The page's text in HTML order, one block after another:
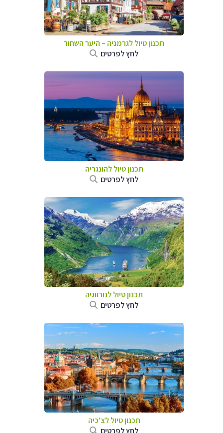
תכנון טיול לגרמניה – היער השחור
לחץ לפרטים
תכנון טיול להונגריה
לחץ לפרטים
תכנון טיול לנורווגיה
לחץ לפרטים
תכנון טיול לצ'כיה
לחץ לפרטים